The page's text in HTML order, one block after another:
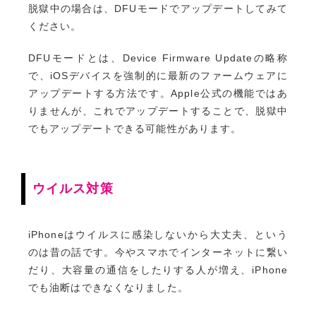
脱獄中の場合は、DFUモードでアップデートしてみて
ください。
DFUモードとは、Device Firmware Updateの略称
で、iOSデバイスを強制的に最新のファームウェアに
アップデートする方法です。Apple公式の機能ではあ
りませんが、これでアップデートすることで、脱獄中
でもアップデートできる可能性があります。
ウイルス対策
iPhoneはウイルスに感染しないから大丈夫、という
のは昔の話です。今やスマホでインターネットに繋い
だり、大容量の通信をしたりする人が増え、iPhone
でも油断はできなくなりました。